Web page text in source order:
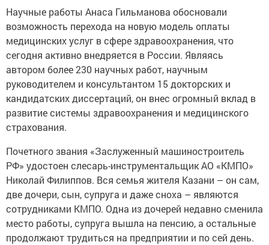
Научные работы Анаса Гильманова обосновали
возможность перехода на новую модель оплаты
медицинских услуг в сфере здравоохранения, что
сегодня активно внедряется в России. Являясь
автором более 230 научных работ, научным
руководителем и консультантом 15 докторских и
кандидатских диссертаций, он внес огромный вклад в
развитие системы здравоохранения и медицинского
страхования.
Почетного звания «Заслуженный машиностроитель
РФ» удостоен слесарь-инструментальщик АО «КМПО»
Николай Филиппов. Вся семья жителя Казани – он сам,
две дочери, сын, супруга и даже сноха – являются
сотрудниками КМПО. Одна из дочерей недавно сменила
место работы, супруга вышла на пенсию, а остальные
продолжают трудиться на предприятии и по сей день.